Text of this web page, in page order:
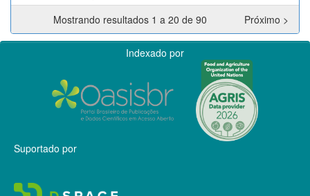
Mostrando resultados 1 a 20 de 90 Próximo >
Indexado por
Suportado por